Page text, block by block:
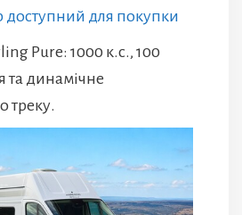
доступний для покупки
Pure: 1000 к.с., 100
та динамічне
треку.